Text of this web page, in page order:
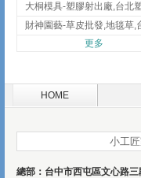
更多
HOME
小工
總部：台中市西屯區文心路